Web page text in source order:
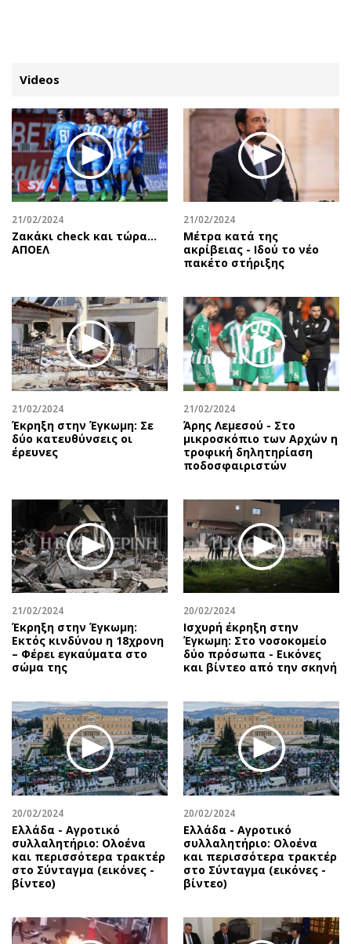
ΚΑΤΗΓΟΡΙΕΣ ΣΥΝΔΕΣΗ
Κύπρος
Παιδεία
Υγεία
Πολιτική
Βουλευτικές 2026
Προεδρικές 2023
Δημοσκοπήσεις
Διπλωματία
Αθλητισμός
Κύπρος
Ελλάδα
Διεθνή
Κληρώσεις Allwyn
Οικονομία
Real Estate
Επιχειρήσεις
Αγορές
Money Review
AstroBank Properties
Trends
Ενέργεια
Περιβάλλον
Ελλάδα
Κόσμος
Παράξενα
Πολιτισμός
Σινεμά
Θέατρο-Χορός
Μουσική
Εικαστικά
Χειρόγραφα
Απόψεις
Αρθρογραφία
The Hill
Υγεία
Αγγελίες
Πωλούνται
Ζητούν εργασία
Θέσεις εργασίας
Geek
Νέα
Κινητά-tablets
Social
Αυτοκίνηση
Πολιτική
Οικονομία
Γενικά
Αναδρομές
Πρόσωπα
Περιβάλλον
Good Life
Γυναίκα
Ταξίδια
Συνταγές
Έξοδος
Media
Εκπομπές
Wine routes
Podcasts
Uncut
Προσφορές
Επιστολές
Videos
21/02/2024
Ζακάκι check και τώρα…
ΑΠΟΕΛ
21/02/2024
Μέτρα κατά της
ακρίβειας - Ιδού το νέο
πακέτο στήριξης
21/02/2024
Έκρηξη στην Έγκωμη: Σε
δύο κατευθύνσεις οι
έρευνες
21/02/2024
Άρης Λεμεσού - Στο
μικροσκόπιο των Αρχών η
τροφική δηλητηρίαση
ποδοσφαιριστών
21/02/2024
Έκρηξη στην Έγκωμη:
Εκτός κινδύνου η 18χρονη
– Φέρει εγκαύματα στο
σώμα της
20/02/2024
Ισχυρή έκρηξη στην
Έγκωμη: Στο νοσοκομείο
δύο πρόσωπα - Εικόνες
και βίντεο από την σκηνή
20/02/2024
Ελλάδα - Αγροτικό
συλλαλητήριο: Ολοένα
και περισσότερα τρακτέρ
στο Σύνταγμα (εικόνες -
βίντεο)
20/02/2024
Ελλάδα - Αγροτικό
συλλαλητήριο: Ολοένα
και περισσότερα τρακτέρ
στο Σύνταγμα (εικόνες -
βίντεο)